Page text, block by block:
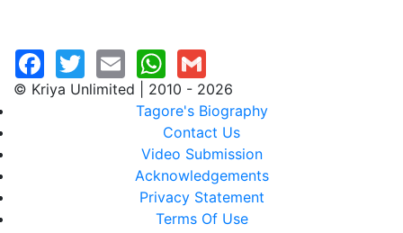
© Kriya Unlimited | 2010 - 2026
Tagore's Biography
Contact Us
Video Submission
Acknowledgements
Privacy Statement
Terms Of Use